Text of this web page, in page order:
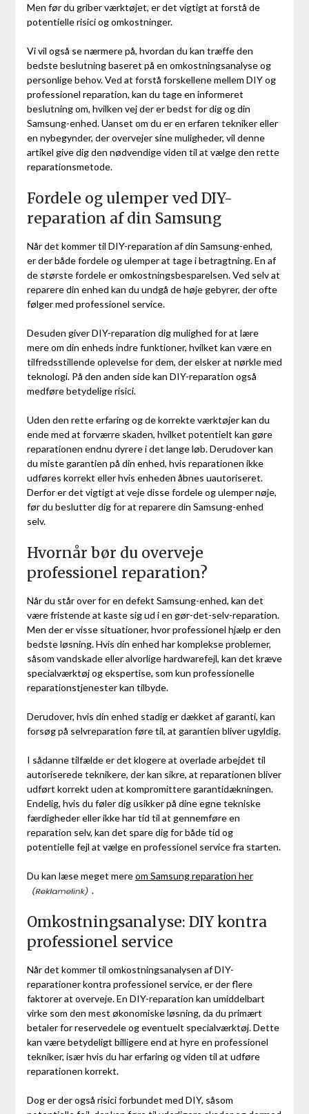
Men før du griber værktøjet, er det vigtigt at forstå de
potentielle risici og omkostninger.
Vi vil også se nærmere på, hvordan du kan træffe den
bedste beslutning baseret på en omkostningsanalyse og
personlige behov. Ved at forstå forskellene mellem DIY og
professionel reparation, kan du tage en informeret
beslutning om, hvilken vej der er bedst for dig og din
Samsung-enhed. Uanset om du er en erfaren tekniker eller
en nybegynder, der overvejer sine muligheder, vil denne
artikel give dig den nødvendige viden til at vælge den rette
reparationsmetode.
Fordele og ulemper ved DIY-
reparation af din Samsung
Når det kommer til DIY-reparation af din Samsung-enhed,
er der både fordele og ulemper at tage i betragtning. En af
de største fordele er omkostningsbesparelsen. Ved selv at
reparere din enhed kan du undgå de høje gebyrer, der ofte
følger med professionel service.
Desuden giver DIY-reparation dig mulighed for at lære
mere om din enheds indre funktioner, hvilket kan være en
tilfredsstillende oplevelse for dem, der elsker at nørkle med
teknologi. På den anden side kan DIY-reparation også
medføre betydelige risici.
Uden den rette erfaring og de korrekte værktøjer kan du
ende med at forværre skaden, hvilket potentielt kan gøre
reparationen endnu dyrere i det lange løb. Derudover kan
du miste garantien på din enhed, hvis reparationen ikke
udføres korrekt eller hvis enheden åbnes uautoriseret.
Derfor er det vigtigt at veje disse fordele og ulemper nøje,
før du beslutter dig for at reparere din Samsung-enhed
selv.
Hvornår bør du overveje
professionel reparation?
Når du står over for en defekt Samsung-enhed, kan det
være fristende at kaste sig ud i en gør-det-selv-reparation.
Men der er visse situationer, hvor professionel hjælp er den
bedste løsning. Hvis din enhed har komplekse problemer,
såsom vandskade eller alvorlige hardwarefejl, kan det kræve
specialværktøj og ekspertise, som kun professionelle
reparationstjenester kan tilbyde.
Derudover, hvis din enhed stadig er dækket af garanti, kan
forsøg på selvreparation føre til, at garantien bliver ugyldig.
I sådanne tilfælde er det klogere at overlade arbejdet til
autoriserede teknikere, der kan sikre, at reparationen bliver
udført korrekt uden at kompromittere garantidækningen.
Endelig, hvis du føler dig usikker på dine egne tekniske
færdigheder eller ikke har tid til at gennemføre en
reparation selv, kan det spare dig for både tid og
potentielle fejl at vælge en professionel service fra starten.
Du kan læse meget mereom Samsung reparation her
.
Omkostningsanalyse: DIY kontra
professionel service
Når det kommer til omkostningsanalysen af DIY-
reparationer kontra professionel service, er der flere
faktorer at overveje. En DIY-reparation kan umiddelbart
virke som den mest økonomiske løsning, da du primært
betaler for reservedele og eventuelt specialværktøj. Dette
kan være betydeligt billigere end at hyre en professionel
tekniker, især hvis du har erfaring og viden til at udføre
reparationen korrekt.
Dog er der også risici forbundet med DIY, såsom